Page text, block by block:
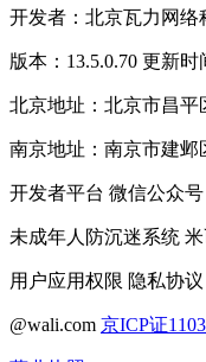
开发者：北京瓦力网络
版本：13.5.0.70 更新时
北京地址：北京市昌平
南京地址：南京市建邺
开发者平台 微信公众号
未成年人防沉迷系统
用户应用权限 隐私协议
@wali.com 京ICP证